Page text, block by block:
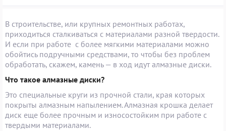
В строительстве, или крупных ремонтных работах,
приходиться сталкиваться с материалами разной твердости.
И если при работе с более мягкими материалами можно
обойтись подручными средствами, то чтобы без проблем
обработать, скажем, камень — в ход идут алмазные диски.
Что такое алмазные диски?
Это специальные круги из прочной стали, края которых
покрыты алмазным напылением. Алмазная крошка делает
диск еще более прочным и износостойким при работе с
твердыми материалами.